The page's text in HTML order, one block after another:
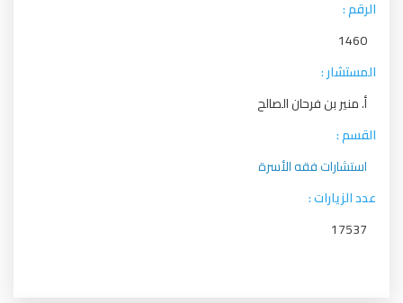
الرقم :
1460
المستشار :
أ. منير بن فرحان الصالح
القسم :
استشارات فقه الأسرة
عدد الزيارات :
17537